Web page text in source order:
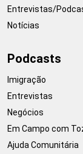
Entrevistas/
Notícias
Podcasts
Imigração
Entrevistas
Negócios
Em Campo com
Ajuda Comunitária